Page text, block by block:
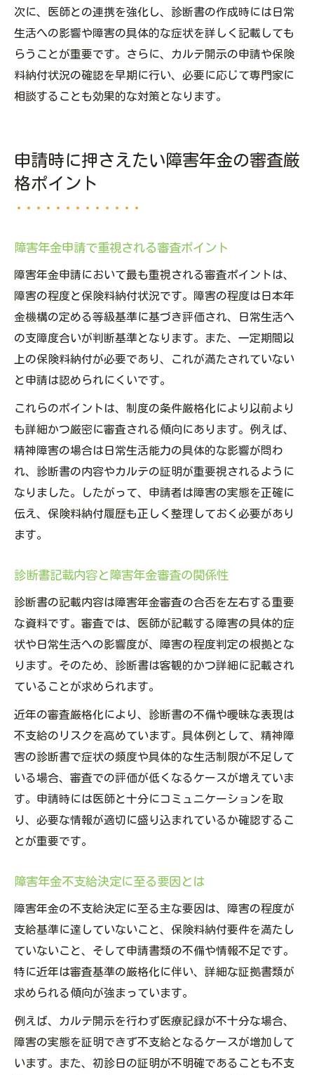
次に、医師との連携を強化し、診断書の作成時には日常
生活への影響や障害の具体的な症状を詳しく記載しても
らうことが重要です。さらに、カルテ開示の申請や保険
料納付状況の確認を早期に行い、必要に応じて専門家に
相談することも効果的な対策となります。
申請時に押さえたい障害年金の審査厳
格ポイント
障害年金申請で重視される審査ポイント
障害年金申請において最も重視される審査ポイントは、
障害の程度と保険料納付状況です。障害の程度は日本年
金機構の定める等級基準に基づき評価され、日常生活へ
の支障度合いが判断基準となります。また、一定期間以
上の保険料納付が必要であり、これが満たされていない
と申請は認められにくいです。
これらのポイントは、制度の条件厳格化により以前より
も詳細かつ厳密に審査される傾向にあります。例えば、
精神障害の場合は日常生活能力の具体的な影響が問わ
れ、診断書の内容やカルテの証明が重要視されるように
なりました。したがって、申請者は障害の実態を正確に
伝え、保険料納付履歴も正しく整理しておく必要があり
ます。
診断書記載内容と障害年金審査の関係性
診断書の記載内容は障害年金審査の合否を左右する重要
な資料です。審査では、医師が記載する障害の具体的症
状や日常生活への影響度が、障害の程度判定の根拠とな
ります。そのため、診断書は客観的かつ詳細に記載され
ていることが求められます。
近年の審査厳格化により、診断書の不備や曖昧な表現は
不支給のリスクを高めています。具体例として、精神障
害の診断書で症状の頻度や具体的な生活制限が不足して
いる場合、審査での評価が低くなるケースが増えていま
す。申請時には医師と十分にコミュニケーションを取
り、必要な情報が適切に盛り込まれているか確認するこ
とが重要です。
障害年金不支給決定に至る要因とは
障害年金の不支給決定に至る主な要因は、障害の程度が
支給基準に達していないこと、保険料納付要件を満たし
ていないこと、そして申請書類の不備や情報不足です。
特に近年は審査基準の厳格化に伴い、詳細な証拠書類が
求められる傾向が強まっています。
例えば、カルテ開示を行わず医療記録が不十分な場合、
障害の実態を証明できず不支給となるケースが増加して
います。また、初診日の証明が不明確であることも不支